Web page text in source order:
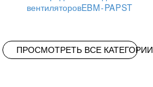
вентиляторовEBM-PAPST
ПРОСМОТРЕТЬ ВСЕ КАТЕГОРИИ